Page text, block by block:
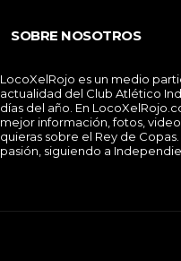
SOBRE NOSOTROS
LocoXelRojo es un medio
actualidad del Club Atlético
días del año. En
mejor información, fotos,
quieras sobre el Rey de Copas.
pasión, siguiendo a